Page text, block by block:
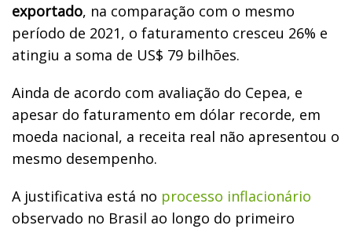
exportado, na comparação com o mesmo
período de 2021, o faturamento cresceu 26% e
atingiu a soma de US$ 79 bilhões.
Ainda de acordo com avaliação do Cepea, e
apesar do faturamento em dólar recorde, em
moeda nacional, a receita real não apresentou o
mesmo desempenho.
A justificativa está no processo inflacionário
observado no Brasil ao longo do primeiro